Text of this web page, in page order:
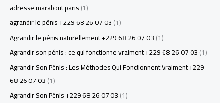
adresse marabout paris(1)
agrandir le pénis +229 68 26 07 03(1)
Agrandir le pénis naturellement +229 68 26 07 03(1)
Agrandir son pénis : ce qui fonctionne vraiment +229 68 26 07 03(1)
Agrandir Son Pénis : Les Méthodes Qui Fonctionnent Vraiment +229
68 26 07 03(1)
Agrandir Son Pénis +229 68 26 07 03(1)